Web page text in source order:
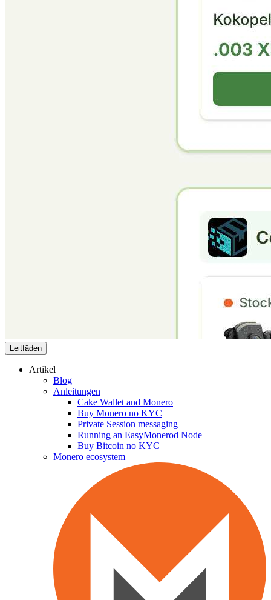
Leitfäden
Artikel
Blog
Anleitungen
Cake Wallet and Monero
Buy Monero no KYC
Private Session messaging
Running an EasyMonerod Node
Buy Bitcoin no KYC
Monero ecosystem